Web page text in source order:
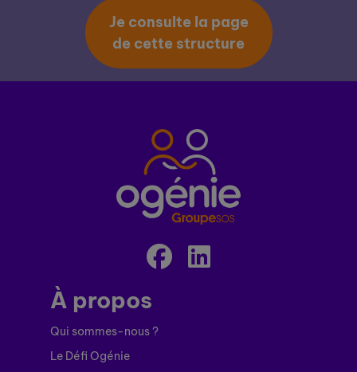
Je consulte la page
de cette structure
À propos
Qui sommes-nous ?
Le Défi Ogénie